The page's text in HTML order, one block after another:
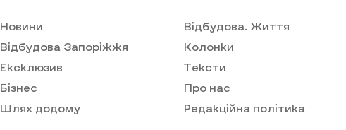
«Відбудова. Запоріжжя».
Новини
Відбудова Запоріжжя
Ексклюзив
Бізнес
Шлях додому
Відбудова. Життя
Колонки
Тексти
Про нас
Редакційна політика